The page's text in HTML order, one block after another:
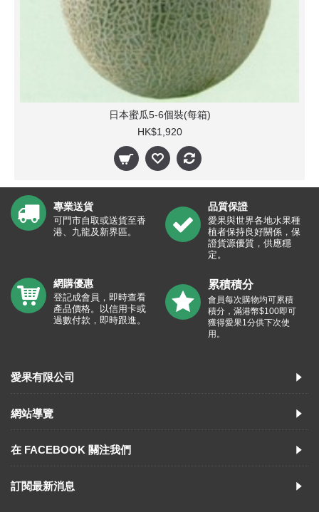
日本蜜瓜5-6個裝(每箱)
HK$1,920
專業送貨
可門市自取或送貨至香
港、九龍及新界區。
品質保證
愛果與世界各地水果種
植者保持良好關係，保
證貨源優質，供應穩
定。
網購優惠
登記成會員，即時查看
產品價格。以信用卡或
過數付款，即時跟進。
累積積分
會員每次購物均可累積
積分，滿港幣$100即可
獲得愛果1分供下次使
用。
愛果有限公司
網站導覽
在 FACEBOOK 關注我們
訂閱最新消息